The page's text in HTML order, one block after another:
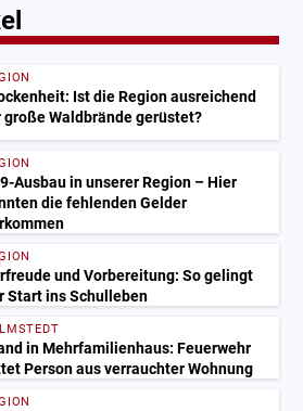
Ist die Region ausreichend
große Waldbrände gerüstet?
Ausbau in unserer Region – Hier
die fehlenden Gelder
und Vorbereitung: So gelingt
Start ins Schulleben
in Mehrfamilienhaus: Feuerwehr
Person aus verrauchter Wohnung